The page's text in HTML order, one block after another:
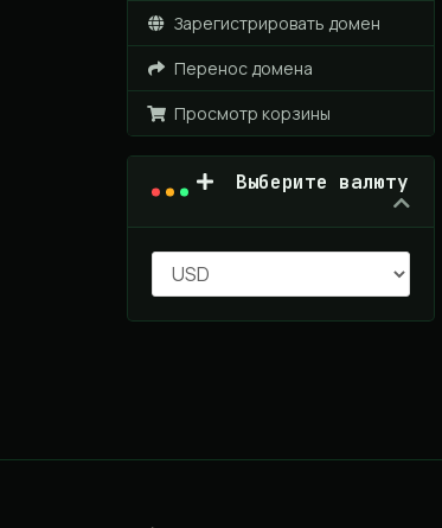
Зарегистрировать домен
Перенос домена
Просмотр корзины
Выберите валюту